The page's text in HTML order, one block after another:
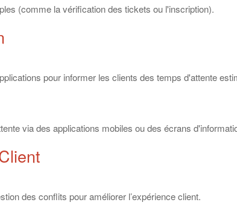
(comme la vérification des tickets ou l'inscription).
pour informer les clients des temps d'attente
via des applications mobiles ou des écrans
des conflits pour améliorer l’expérience client.